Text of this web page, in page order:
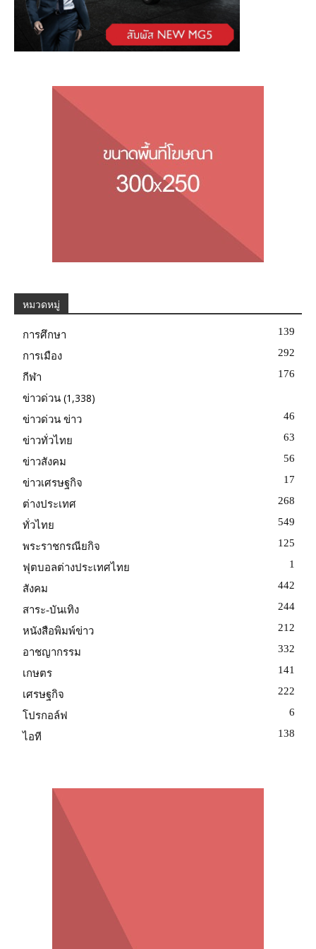
หมวดหมู่
การศึกษา 139
การเมือง 292
กีฬา 176
ข่าวด่วน (1,338)
ข่าวด่วน ข่าว 46
ข่าวทั่วไทย 63
ข่าวสังคม 56
ข่าวเศรษฐกิจ 17
ต่างประเทศ 268
ทั่วไทย 549
พระราชกรณียกิจ 125
ฟุตบอลต่างประเทศไทย 1
สังคม 442
สาระ-บันเทิง 244
หนังสือพิมพ์ข่าว 212
อาชญากรรม 332
เกษตร 141
เศรษฐกิจ 222
โปรกอล์ฟ 6
ไอที 138